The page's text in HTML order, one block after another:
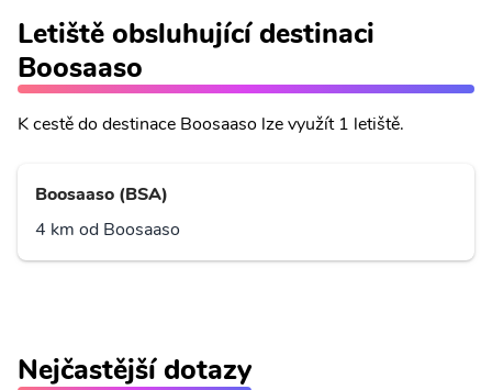
Letiště obsluhující destinaci
Boosaaso
K cestě do destinace Boosaaso lze využít 1 letiště.
Boosaaso (BSA)
4 km od Boosaaso
Nejčastější dotazy